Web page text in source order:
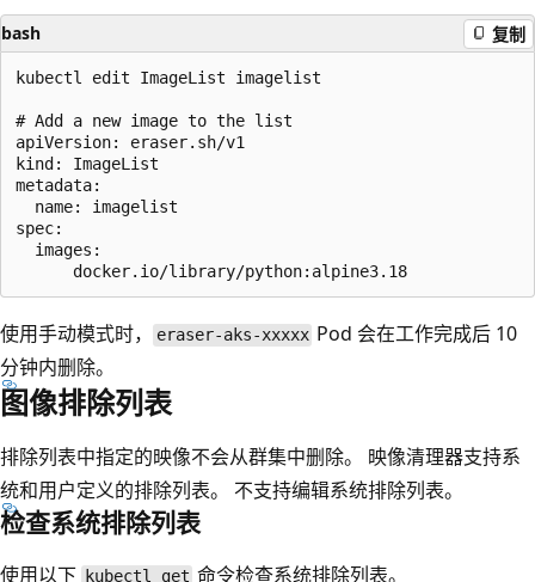
bash 复制
kubectl edit ImageList imagelist
# Add a new image to the list
apiVersion: eraser.sh/v1
kind: ImageList
metadata:
  name: imagelist
spec:
  images:
使用手动模式时， eraser-aks-xxxxx Pod 会在工作完成后 10
分钟内删除。
图像排除列表
排除列表中指定的映像不会从群集中删除。 映像清理器支持系
统和用户定义的排除列表。 不支持编辑系统排除列表。
检查系统排除列表
使用以下 kubectl get 命令检查系统排除列表。